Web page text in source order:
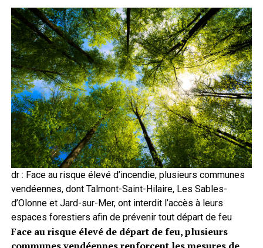
dr : Face au risque élevé d’incendie, plusieurs communes
vendéennes, dont Talmont-Saint-Hilaire, Les Sables-
d’Olonne et Jard-sur-Mer, ont interdit l’accès à leurs
espaces forestiers afin de prévenir tout départ de feu
Face au risque élevé de départ de feu, plusieurs